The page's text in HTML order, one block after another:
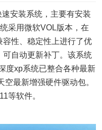
安装系统，主要有安装
采用微软VOL版本，在
性、稳定性上进行了优
自动更新补丁。该系统
度xp系统已整合各种最新
最新增强硬件驱动包。
等软件。